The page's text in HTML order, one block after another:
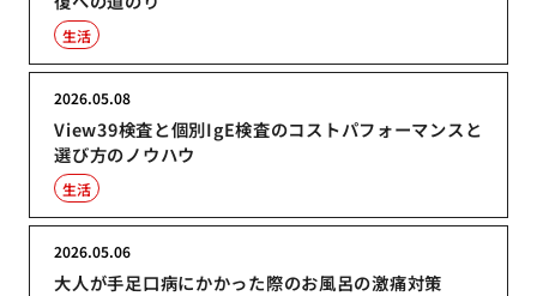
生活
View39検査と個別IgE検査のコストパフォーマンスと
選び方のノウハウ
2026.05.08
生活
大人が手足口病にかかった際のお風呂の激痛対策
2026.05.06